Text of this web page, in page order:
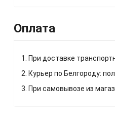
Оплата
1. При доставке
2. Курьер по Белгороду:
3. При самовывозе из